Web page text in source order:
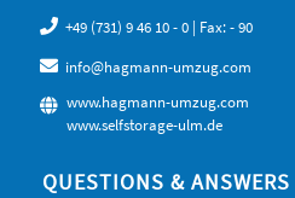
+49 (731) 9 46 10 - 0 | Fax: - 90
info@hagmann-umzug.com
www.hagmann-umzug.com
www.selfstorage-ulm.de
QUESTIONS & ANSWERS